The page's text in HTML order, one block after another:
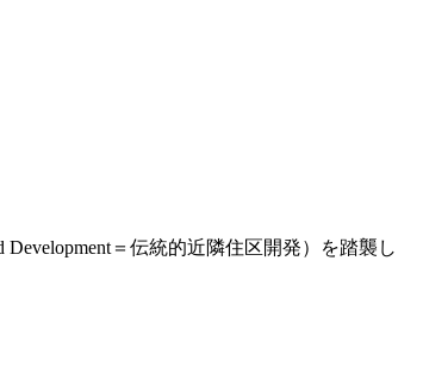
＝伝統的近隣住区開発）を踏襲し